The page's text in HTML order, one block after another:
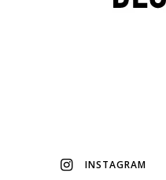
INSTAGRAM